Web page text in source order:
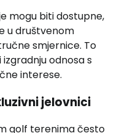
mogu biti dostupne,
u društvenom
smjernice. To
odnosa s
interese.
jelovnici
golf terenima često